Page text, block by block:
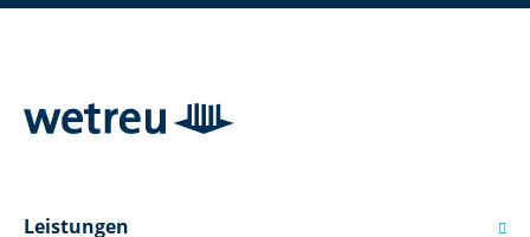
Leistungen 